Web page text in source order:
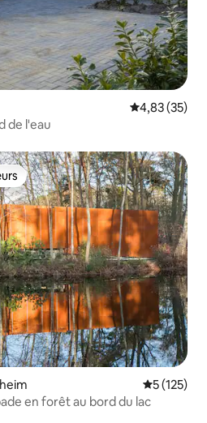
Évaluation
4,83 (35)
de l'eau
les plus appréciés
Évaluation
5 (125)
en forêt au bord du lac